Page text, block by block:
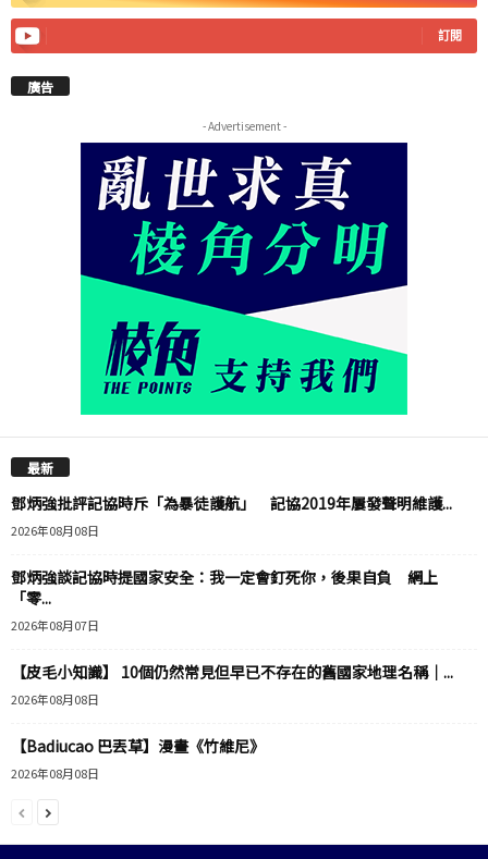
訂閱
廣告
- Advertisement -
最新
鄧炳強批評記協時斥「為暴徒護航」 記協2019年屢發聲明維護...
2026年08月08日
鄧炳強談記協時提國家安全：我一定會釘死你，後果自負 網上
「零...
2026年08月07日
【皮毛小知識】 10個仍然常見但早已不存在的舊國家地理名稱｜...
2026年08月08日
【Badiucao 巴丟草】漫畫《竹維尼》
2026年08月08日